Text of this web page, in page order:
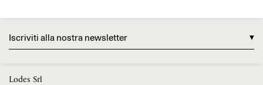
Iscriviti alla nostra newsletter
Lodes Srl